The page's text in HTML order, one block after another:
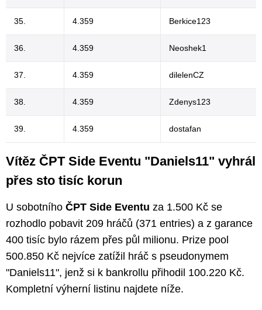
35. 4.359 Berkice123
36. 4.359 Neoshek1
37. 4.359 dilelenCZ
38. 4.359 Zdenys123
39. 4.359 dostafan
Vítěz ČPT Side Eventu "Daniels11" vyhrál
přes sto tisíc korun
U sobotního ČPT Side Eventu za 1.500 Kč se
rozhodlo pobavit 209 hráčů (371 entries) a z garance
400 tisíc bylo rázem přes půl milionu. Prize pool
500.850 Kč nejvíce zatížil hráč s pseudonymem
"Daniels11", jenž si k bankrollu přihodil 100.220 Kč.
Kompletní výherní listinu najdete níže.